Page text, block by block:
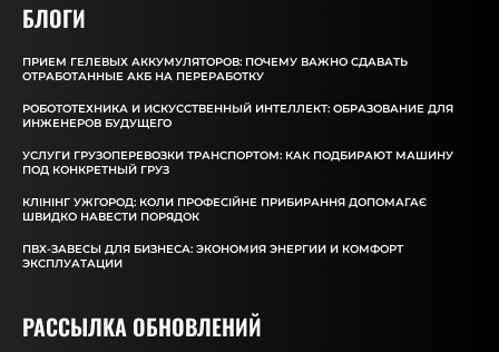
БЛОГИ
ПРИЕМ ГЕЛЕВЫХ АККУМУЛЯТОРОВ: ПОЧЕМУ ВАЖНО СДАВАТЬ
ОТРАБОТАННЫЕ АКБ НА ПЕРЕРАБОТКУ
РОБОТОТЕХНИКА И ИСКУССТВЕННЫЙ ИНТЕЛЛЕКТ: ОБРАЗОВАНИЕ ДЛЯ
ИНЖЕНЕРОВ БУДУЩЕГО
УСЛУГИ ГРУЗОПЕРЕВОЗКИ ТРАНСПОРТОМ: КАК ПОДБИРАЮТ МАШИНУ
ПОД КОНКРЕТНЫЙ ГРУЗ
КЛІНІНГ УЖГОРОД: КОЛИ ПРОФЕСІЙНЕ ПРИБИРАННЯ ДОПОМАГАЄ
ШВИДКО НАВЕСТИ ПОРЯДОК
ПВХ-ЗАВЕСЫ ДЛЯ БИЗНЕСА: ЭКОНОМИЯ ЭНЕРГИИ И КОМФОРТ
ЭКСПЛУАТАЦИИ
РАССЫЛКА ОБНОВЛЕНИЙ